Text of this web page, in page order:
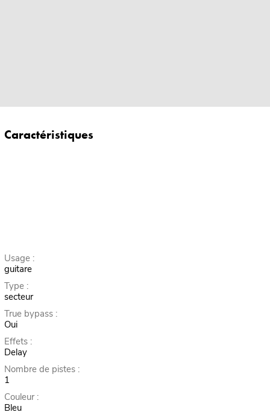
Caractéristiques
Usage :
guitare
Type :
secteur
True bypass :
Oui
Effets :
Delay
Nombre de pistes :
1
Couleur :
Bleu